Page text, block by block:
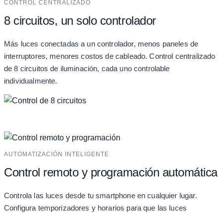
CONTROL CENTRALIZADO
8 circuitos, un solo controlador
Más luces conectadas a un controlador, menos paneles de
interruptores, menores costos de cableado. Control centralizado
de 8 circuitos de iluminación, cada uno controlable
individualmente.
AUTOMATIZACIÓN INTELIGENTE
Control remoto y programación automática
Controla las luces desde tu smartphone en cualquier lugar.
Configura temporizadores y horarios para que las luces